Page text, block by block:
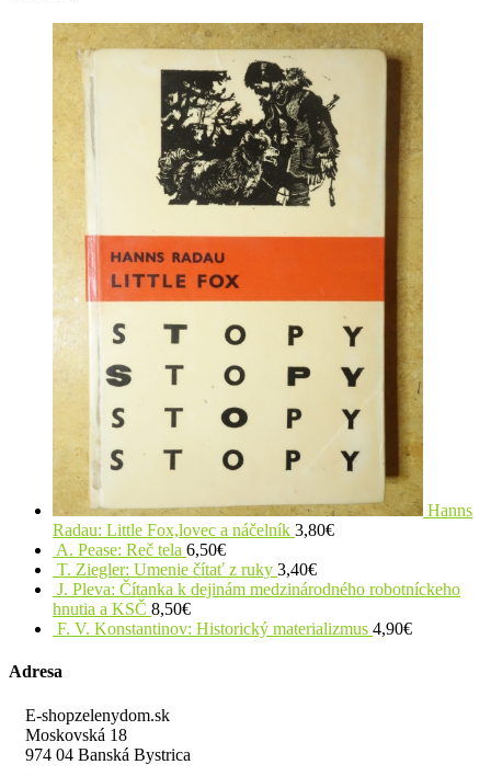
Hanns
Radau: Little Fox,lovec a náčelník 3,80€
A. Pease: Reč tela 6,50€
T. Ziegler: Umenie čítať z ruky 3,40€
J. Pleva: Čítanka k dejinám medzinárodného robotníckeho
hnutia a KSČ 8,50€
F. V. Konstantinov: Historický materializmus 4,90€
Adresa
E-shopzelenydom.sk
Moskovská 18
974 04 Banská Bystrica